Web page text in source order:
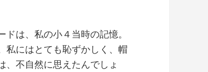
は、私の小４当時の記憶。
私にはとても恥ずかしく、帽
、不自然に思えたんでしょ